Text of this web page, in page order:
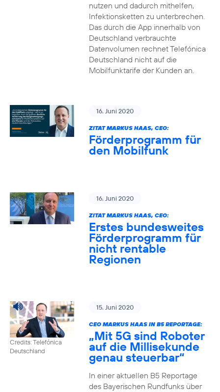
nutzen und dadurch mithelfen,
Infektionsketten zu unterbrechen.
Das durch die App innerhalb von
Deutschland verbrauchte
Datenvolumen rechnet Telefónica
Deutschland nicht auf die
Mobilfunktarife der Kunden an.
16. Juni 2020
ZITAT MARKUS HAAS, CEO:
Förderprogramm für
den Mobilfunk
16. Juni 2020
ZITAT MARKUS HAAS, CEO:
Erstes bundesweites
Förderprogramm für
nicht rentable
Regionen
Credits: Telefónica
Deutschland
15. Juni 2020
CEO MARKUS HAAS IN B5 REPORTAGE:
„Mit 5G sind Roboter
auf die Millisekunde
genau steuerbar“
In einer aktuellen B5 Reportage
des Bayerischen Rundfunks über